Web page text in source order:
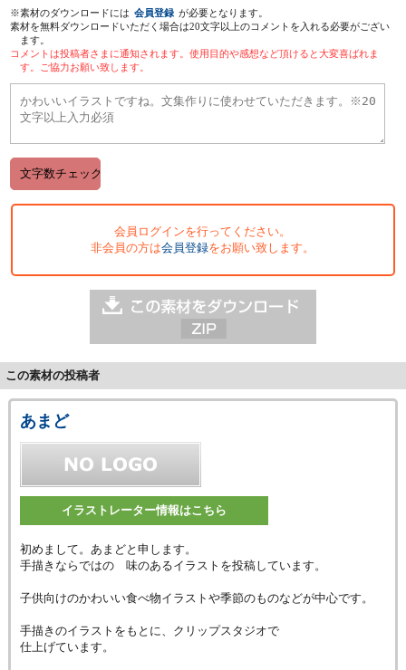
※素材のダウンロードには 会員登録 が必要となります。
素材を無料ダウンロードいただく場合は20文字以上のコメントを入れる必要がござい
ます。
コメントは投稿者さまに通知されます。使用目的や感想など頂けると大変喜ばれま
す。ご協力お願い致します。
会員ログインを行ってください。
非会員の方は会員登録をお願い致します。
この素材の投稿者
あまど
イラストレーター情報はこちら
初めまして。あまどと申します。
手描きならではの 味のあるイラストを投稿しています。
子供向けのかわいい食べ物イラストや季節のものなどが中心です。
手描きのイラストをもとに、クリップスタジオで
仕上げています。